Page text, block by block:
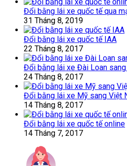
Đổi bằng lái xe quốc tế qua
31 Tháng 8, 2019
Đổi bằng lái xe quốc tế IAA
22 Tháng 8, 2017
Đổi bằng lái xe Đài Loan
24 Tháng 8, 2017
Đổi bằng lái xe Mỹ sang Việt
14 Tháng 8, 2017
Đổi bằng lái xe quốc tế online
14 Tháng 7, 2017